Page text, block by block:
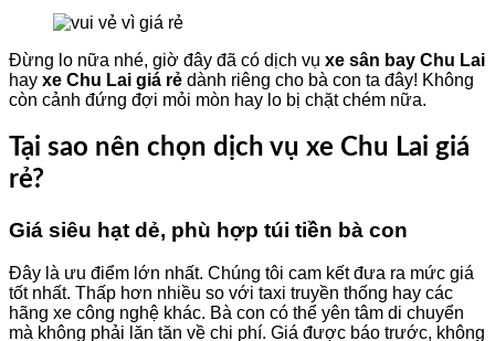
​Đừng lo nữa nhé, giờ đây đã có dịch vụ xe sân bay Chu Lai
hay xe Chu Lai giá rẻ dành riêng cho bà con ta đây! Không
còn cảnh đứng đợi mỏi mòn hay lo bị chặt chém nữa.
​Tại sao nên chọn dịch vụ xe Chu Lai giá
rẻ?
Giá siêu hạt dẻ, phù hợp túi tiền bà con
​Đây là ưu điểm lớn nhất. Chúng tôi cam kết đưa ra mức giá
tốt nhất. Thấp hơn nhiều so với taxi truyền thống hay các
hãng xe công nghệ khác. Bà con có thể yên tâm di chuyển
mà không phải lăn tăn về chi phí. Giá được báo trước, không